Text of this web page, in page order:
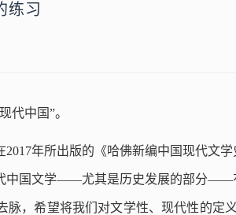
练习
代中国”。
年所出版的《哈佛新编中国现代文
中国文学——尤其是历史发展的部分——
，希望将我们对文学性、现代性的定